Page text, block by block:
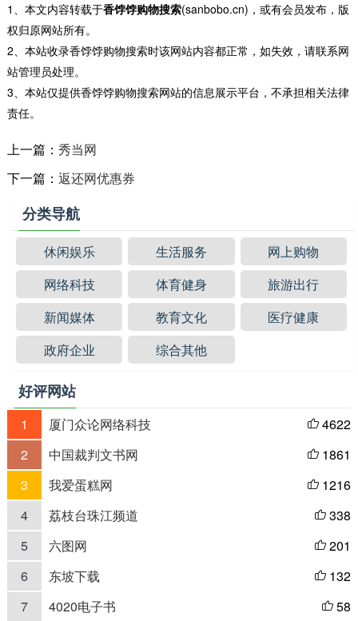
1、本文内容转载于香饽饽购物搜索(sanbobo.cn)，或有会员发布，版
权归原网站所有。
2、本站收录香饽饽购物搜索时该网站内容都正常，如失效，请联系网
站管理员处理。
3、本站仅提供香饽饽购物搜索网站的信息展示平台，不承担相关法律
责任。
上一篇： 秀当网
下一篇： 返还网优惠券
分类导航
休闲娱乐 生活服务
网上购物
网络科技
体育健身
旅游出行
新闻媒体
教育文化
医疗健康
政府企业
综合其他
好评网站
1 厦门众论网络科技  4622
2
中国裁判文书网  1861
3
我爱蛋糕网  1216
4
荔枝台珠江频道  338
5
六图网  201
6
东坡下载  132
7
4020电子书  58